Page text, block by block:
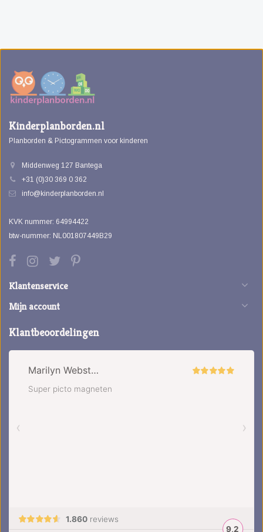
Kinderplanborden.nl
Planborden & Pictogrammen voor kinderen
Middenweg 127 Bantega
+31 (0)30 369 0 362
info@kinderplanborden.nl
KVK nummer: 64994422
btw-nummer: NL001807449B29
Klantenservice
Mijn account
Klantbeoordelingen